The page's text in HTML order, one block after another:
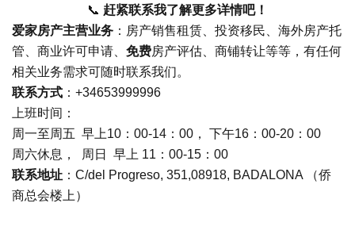
📞 赶紧联系我了解更多详情吧！
爱家房产主营业务 ：房产销售租赁、投资移民、海外房产托
管、商业许可申请、 免费房产评估、商铺转让等等，有任何
相关业务需求可随时联系我们。
联系方式 ：+34653999996
上班时间：
周一至周五 早上10：00-14：00， 下午16：00-20：00
周六休息， 周日 早上 11：00-15：00
联系地址 ：C/del Progreso, 351,08918, BADALONA （侨
商总会楼上）